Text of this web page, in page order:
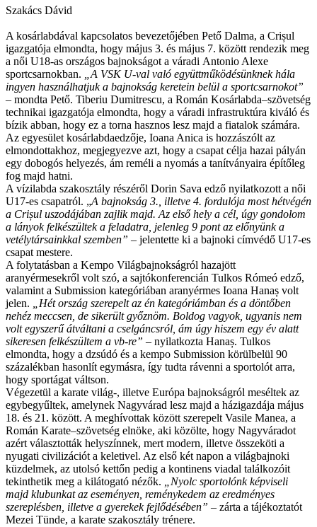
Szakács Dávid
A kosárlabdával kapcsolatos bevezetőjében Pető Dalma, a Crișul
igazgatója elmondta, hogy május 3. és május 7. között rendezik meg
a női U18-as országos bajnokságot a váradi Antonio Alexe
sportcsarnokban.
„A VSK U-val való együttműködésünknek hála
ingyen használhatjuk a bajnokság keretein belül a sportcsarnokot”
– mondta Pető. Tiberiu Dumitrescu, a Román Kosárlabda–szövetség
technikai igazgatója elmondta, hogy a váradi infrastruktúra kiváló és
bízik abban, hogy ez a torna hasznos lesz majd a fiatalok számára.
Az egyesület kosárlabdaedzője, Ioana Anica is hozzászólt az
elmondottakhoz, megjegyezve azt, hogy a csapat célja hazai pályán
egy dobogós helyezés, ám reméli a nyomás a tanítványaira építőleg
fog majd hatni.
A vízilabda szakosztály részéről Dorin Sava edző nyilatkozott a női
U17-es csapatról. „A bajnokság 3., illetve 4. fordulója most hétvégén
a Crișul uszodájában zajlik majd. Az első hely a cél, úgy gondolom
a lányok felkészültek a feladatra, jelenleg 9 pont az előnyünk a
vetélytársainkkal szemben” – jelentette ki a bajnoki címvédő U17-es
csapat mestere.
A folytatásban a Kempo Világbajnokságról hazajött
aranyérmesekről volt szó, a sajtókonferencián Tulkos Rómeó edző,
valamint a Submission kategóriában aranyérmes Ioana Hanaș volt
jelen.
„Hét ország szerepelt az én kategóriámban és a döntőben
nehéz meccsen, de sikerült győznöm. Boldog vagyok, ugyanis nem
volt egyszerű átváltani a cselgáncsról, ám úgy hiszem egy év alatt
sikeresen felkészültem a vb-re” – nyilatkozta Hanaș. Tulkos
elmondta, hogy a dzsúdó és a kempo Submission körülbelül 90
százalékban hasonlít egymásra, így tudta rávenni a sportolót arra,
hogy sportágat váltson.
Végezetül a karate világ-, illetve Európa bajnokságról meséltek az
egybegyűltek, amelynek Nagyvárad lesz majd a házigazdája május
18. és 21. között. A meghívottak között szerepelt Vasile Manea, a
Román Karate–szövetség elnöke, aki közölte, hogy Nagyváradot
azért választották helyszínnek, mert modern, illetve összeköti a
nyugati civilizációt a keletivel. Az első két napon a világbajnoki
küzdelmek, az utolsó kettőn pedig a kontinens viadal találkozóit
tekinthetik meg a kilátogató nézők.
„Nyolc sportolónk képviseli
majd klubunkat az eseményen, reménykedem az eredményes
szereplésben, illetve a gyerekek fejlődésében” – zárta a tájékoztatót
Mezei Tünde, a karate szakosztály trénere.